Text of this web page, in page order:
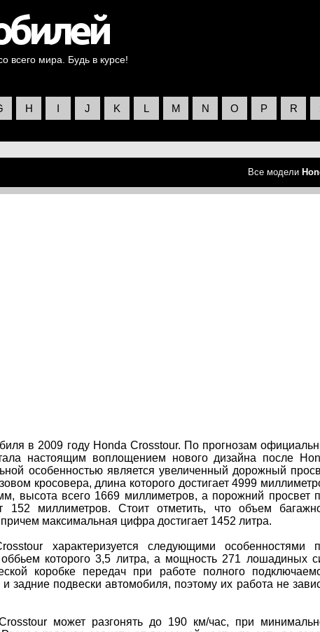
всего мира. Будь в курсе!
H I J K L M N O P R
Все модели
в 2009 году Honda Crosstour. По прогнозам
настоящим воплощением нового дизайна после
особенностью является увеличенный дорожный
кросовера, длина которого достигает 4999
высота всего 1669 миллиметров, а порожний просвет
152 миллиметров. Стоит отметить, что объем
максимальная цифра достигает 1452 литра.
характеризуется следующими особенностями
оббьем которого 3,5 литра, а мощность 271 лошадиных
коробке передач при работе полного
задние подвески автомобиля, поэтому их работа не
может разгонять до 190 км/час, при